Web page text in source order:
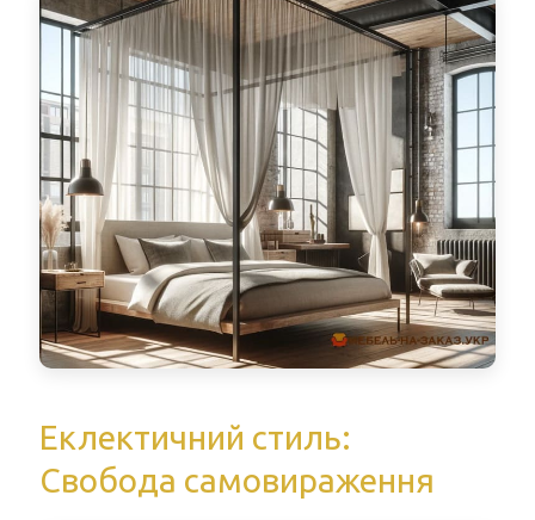
Еклектичний стиль:
Свобода самовираження